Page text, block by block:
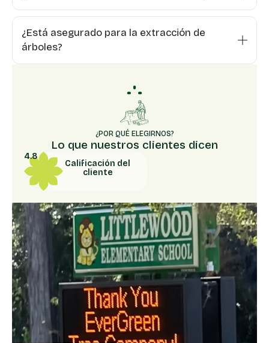
¿Está asegurado para la extracción de
árboles?
¿POR QUÉ ELEGIRNOS?
Lo que nuestros clientes dicen
4.8
Calificación del
cliente